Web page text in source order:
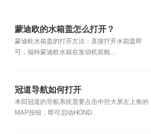
蒙迪欧的水箱盖怎么打开？
蒙迪欧水箱盖的打开方法：直接拧开水箱盖即
可，福特蒙迪欧水箱在发动机前舱...
冠道导航如何打开
本田冠道的导航系统需要点击中控大屏左上角的
MAP按钮，即可启动HOND...